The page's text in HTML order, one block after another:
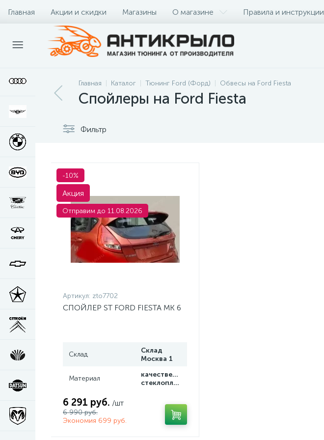
Главная Акции и скидки Магазины О магазине Правила и инструкции
Главная Каталог Тюнинг Ford (Форд) Обвесы на Ford Fiesta
Спойлеры на Ford Fiesta
Фильтр
-10%
Акция
Отправим до 11.08.2026
Артикул: zto7702
СПОЙЛЕР ST FORD FIESTA MK 6
Склад
Склад
Москва 1
Материал
качественный
стеклопластик
6 291 руб. /шт
6 990 руб.
Экономия 699 руб.